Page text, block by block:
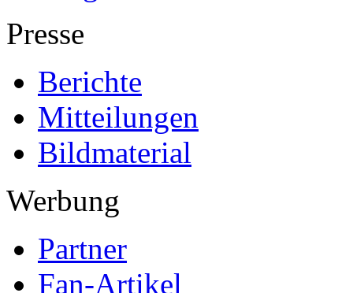
Presse
Berichte
Mitteilungen
Bildmaterial
Werbung
Partner
Fan-Artikel